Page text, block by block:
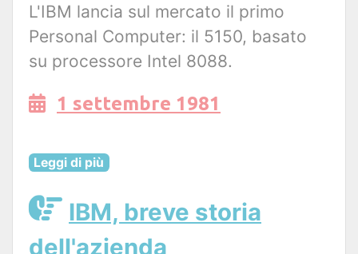
L'IBM lancia sul mercato il primo
Personal Computer: il 5150, basato
su processore Intel 8088.
1 settembre 1981
Leggi di più
IBM, breve storia
dell'azienda